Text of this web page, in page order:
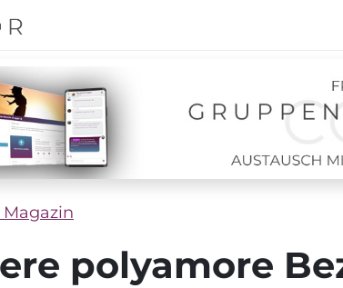
polyamore